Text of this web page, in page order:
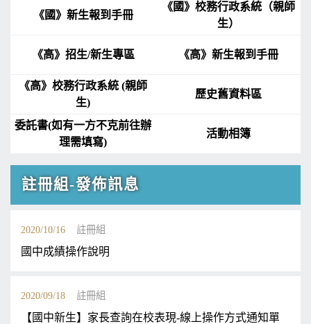
《國》新生報到手冊
《國》校務行政系統（親師
生）
《高》招生/新生專區 《高》新生報到手冊
《高》校務行政系統 (親師
生)
歷史舊資料區
委託書(如有一方不克前往辦
理需填寫)
活動相簿
註冊組-發佈訊息
2020/10/16 註冊組
國中成績操作說明
2020/09/18 註冊組
【國中新生】家長查詢在校表現-線上操作方式通知單